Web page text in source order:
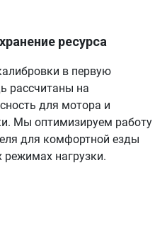
ресурса
в первую
рассчитаны на
для мотора и
Мы оптимизируем работу
для комфортной езды
режимах нагрузки.